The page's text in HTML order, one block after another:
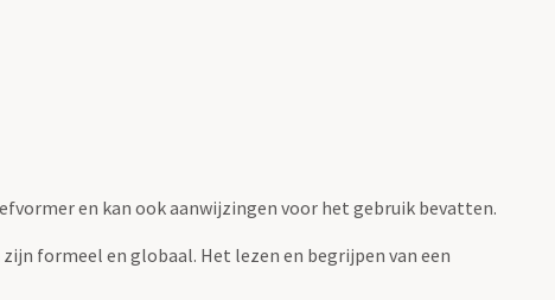
en kan ook aanwijzingen voor het gebruik bevatten.
formeel en globaal. Het lezen en begrijpen van een